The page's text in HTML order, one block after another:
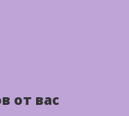
от вас